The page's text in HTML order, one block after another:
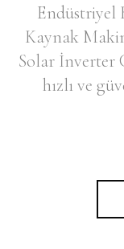
Endüstriyel
Kaynak
Solar İnverter
hızlı ve